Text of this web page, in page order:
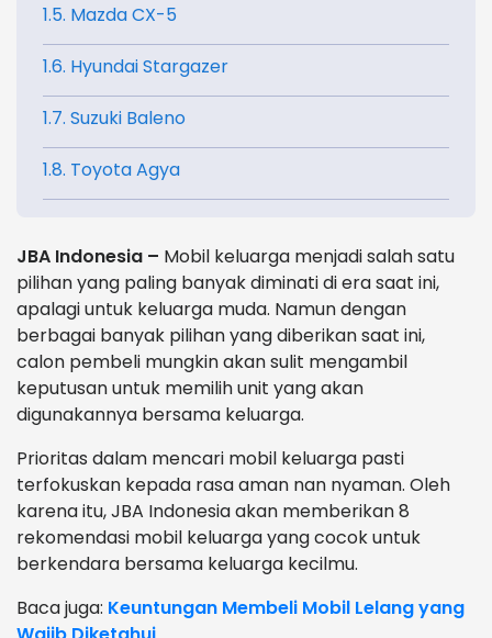
1.5. Mazda CX-5
1.6. Hyundai Stargazer
1.7. Suzuki Baleno
1.8. Toyota Agya
JBA Indonesia – Mobil keluarga menjadi salah satu
pilihan yang paling banyak diminati di era saat ini,
apalagi untuk keluarga muda. Namun dengan
berbagai banyak pilihan yang diberikan saat ini,
calon pembeli mungkin akan sulit mengambil
keputusan untuk memilih unit yang akan
digunakannya bersama keluarga.
Prioritas dalam mencari mobil keluarga pasti
terfokuskan kepada rasa aman nan nyaman. Oleh
karena itu, JBA Indonesia akan memberikan 8
rekomendasi mobil keluarga yang cocok untuk
berkendara bersama keluarga kecilmu.
Baca juga: Keuntungan Membeli Mobil Lelang yang